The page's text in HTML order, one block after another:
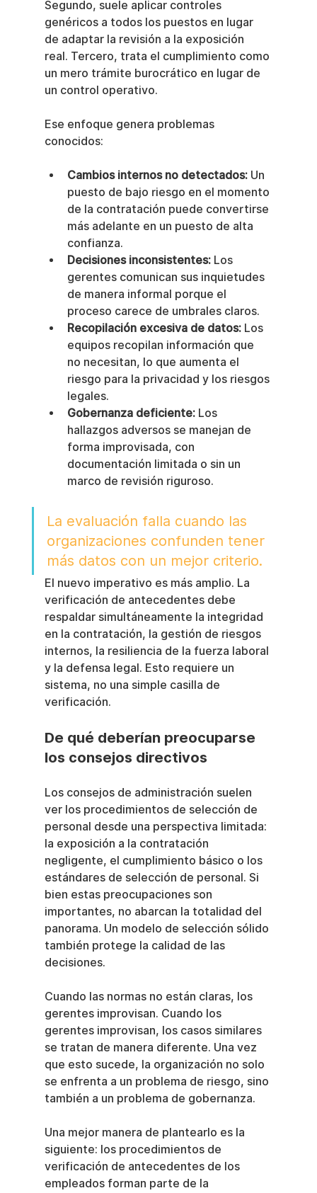
Segundo, suele aplicar controles
genéricos a todos los puestos en lugar
de adaptar la revisión a la exposición
real. Tercero, trata el cumplimiento como
un mero trámite burocrático en lugar de
un control operativo.
Ese enfoque genera problemas
conocidos:
Cambios internos no detectados: Un
puesto de bajo riesgo en el momento
de la contratación puede convertirse
más adelante en un puesto de alta
confianza.
Decisiones inconsistentes: Los
gerentes comunican sus inquietudes
de manera informal porque el
proceso carece de umbrales claros.
Recopilación excesiva de datos: Los
equipos recopilan información que
no necesitan, lo que aumenta el
riesgo para la privacidad y los riesgos
legales.
Gobernanza deficiente: Los
hallazgos adversos se manejan de
forma improvisada, con
documentación limitada o sin un
marco de revisión riguroso.
La evaluación falla cuando las
organizaciones confunden tener
más datos con un mejor criterio.
El nuevo imperativo es más amplio. La
verificación de antecedentes debe
respaldar simultáneamente la integridad
en la contratación, la gestión de riesgos
internos, la resiliencia de la fuerza laboral
y la defensa legal. Esto requiere un
sistema, no una simple casilla de
verificación.
De qué deberían preocuparse
los consejos directivos
Los consejos de administración suelen
ver los procedimientos de selección de
personal desde una perspectiva limitada:
la exposición a la contratación
negligente, el cumplimiento básico o los
estándares de selección de personal. Si
bien estas preocupaciones son
importantes, no abarcan la totalidad del
panorama. Un modelo de selección sólido
también protege la calidad de las
decisiones.
Cuando las normas no están claras, los
gerentes improvisan. Cuando los
gerentes improvisan, los casos similares
se tratan de manera diferente. Una vez
que esto sucede, la organización no solo
se enfrenta a un problema de riesgo, sino
también a un problema de gobernanza.
Una mejor manera de plantearlo es la
siguiente: los procedimientos de
verificación de antecedentes de los
empleados forman parte de la